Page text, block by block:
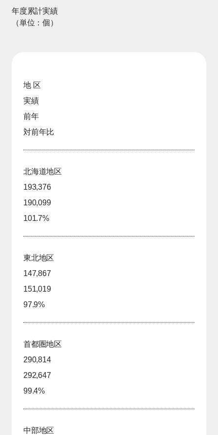
年度累計実績
（単位：個）
地 区
実績
前年
対前年比
北海道地区
193,376
190,099
101.7%
東北地区
147,867
151,019
97.9%
首都圏地区
290,814
292,647
99.4%
中部地区